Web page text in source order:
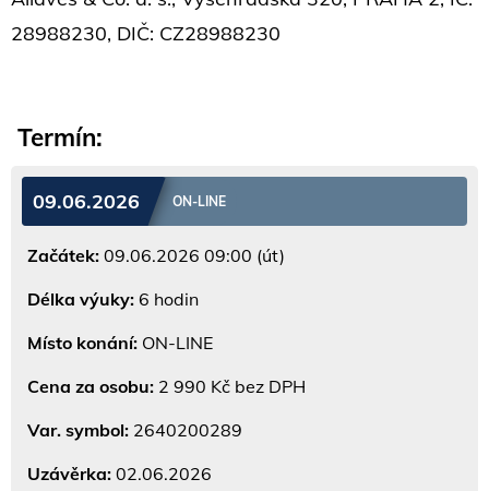
28988230, DIČ: CZ28988230
Termín:
09.06.2026 ON-LINE
Začátek: 09.06.2026 09:00 (út)
Délka výuky: 6 hodin
Místo konání: ON-LINE
Cena za osobu: 2 990 Kč bez DPH
Var. symbol: 2640200289
Uzávěrka: 02.06.2026